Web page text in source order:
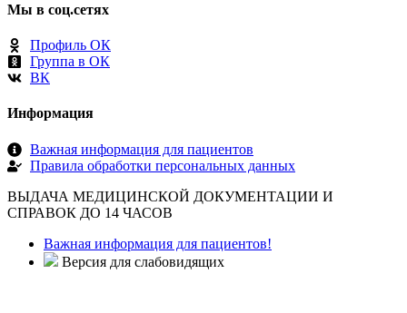
Мы в соц.сетях
Профиль ОК
Группа в ОК
ВК
Информация
Важная информация для пациентов
Правила обработки персональных данных
ВЫДАЧА МЕДИЦИНСКОЙ ДОКУМЕНТАЦИИ И
СПРАВОК ДО 14 ЧАСОВ
Важная информация для пациентов!
Версия для слабовидящих